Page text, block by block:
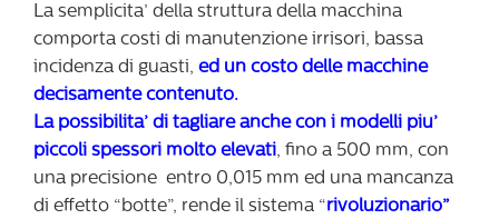
La semplicita’ della struttura della macchina
comporta costi di manutenzione irrisori, bassa
incidenza di guasti, ed un costo delle macchine
decisamente contenuto.
La possibilita’ di tagliare anche con i modelli piu’
piccoli spessori molto elevati, fino a 500 mm, con
una precisione entro 0,015 mm ed una mancanza
di effetto “botte”, rende il sistema “rivoluzionario”